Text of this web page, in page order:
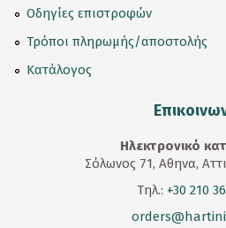
Οδηγίες επιστροφών
Τρόποι πληρωμής/αποστολής
Κατάλογος
Ηλεκτρονικό
Σόλωνος 71, Αθηνα,
Τηλ.: +30 210